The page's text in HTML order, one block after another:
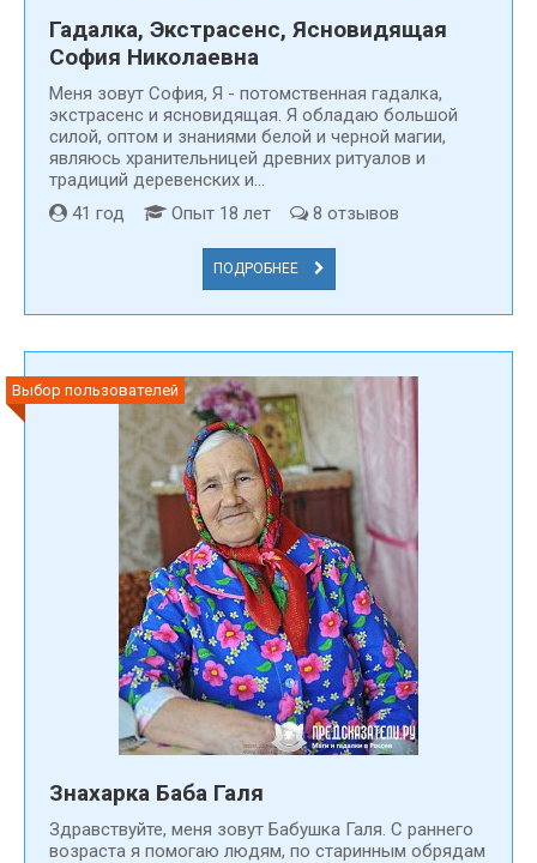
Гадалка, Экстрасенс, Ясновидящая
София Николаевна
Меня зовут Cофия, Я - потомственная гадалка,
экстрасенс и ясновидящая. Я обладаю большой
силой, оптом и знаниями белой и черной магии,
являюсь хранительницей древних ритуалов и
традиций деревенских и...
41 год
Опыт 18 лет 8 отзывов
ПОДРОБНЕЕ
Выбор пользователей
Знахарка Баба Галя
Здравствуйте, меня зовут Бабушка Галя. С раннего
возраста я помогаю людям, по старинным обрядам